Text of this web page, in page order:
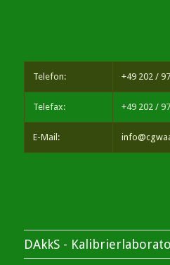
Telefon: +49 202 /
Telefax: +49 202 /
E-Mail:
DAkkS -